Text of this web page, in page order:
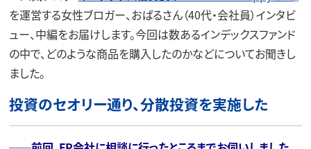
を運営する女性ブロガー、おぱるさん（40代・会社員）インタビ
ュー、中編をお届けします。今回は数あるインデックスファンド
の中で、どのような商品を購入したのかなどについてお聞きし
ました。
投資のセオリー通り、分散投資を実施した